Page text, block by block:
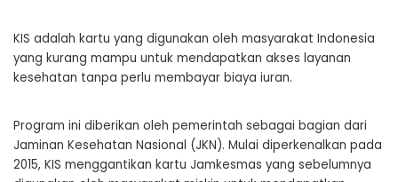
KIS adalah kartu yang digunakan oleh masyarakat Indonesia
yang kurang mampu untuk mendapatkan akses layanan
kesehatan tanpa perlu membayar biaya iuran.
Program ini diberikan oleh pemerintah sebagai bagian dari
Jaminan Kesehatan Nasional (JKN). Mulai diperkenalkan pada
2015, KIS menggantikan kartu Jamkesmas yang sebelumnya